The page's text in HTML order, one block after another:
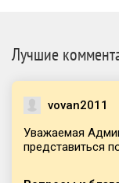
Лучшие
vovan2011
Уважаемая
представиться